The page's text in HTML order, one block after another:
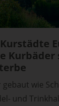
Kurbäder
wie
und